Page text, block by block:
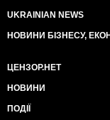
UKRAINIAN NEWS
НОВИНИ БІЗНЕСУ,
ЦЕНЗОР.НЕТ
НОВИНИ
ПОДІЇ